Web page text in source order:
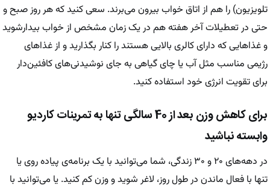
تلویزیون) را هم از اتاق خواب بیرون می‌برند. سعی کنید که هر روز صبح و
حتی در تعطیلات آخر هفته هم در یک زمان مشخص از خواب بیدارشوید
و غذا‌هایی که دارای کالری بالایی هستند را کنار بگذارید و از غذا‌های
رژیمی مناسب مثل آب یا چای گیاهی به جای نوشیدنی‌های کافئین‌دار
برای تقویت انرژی خود استفاده کنید.
برای کاهش وزن بعد از 40 سالگی تنها به تمرینات کاردیو
وابسته نباشید
در دهه‌های ۲۰ و ۳۰ زندگی، شما می‌توانید با یک برنامه‌ی پیاده روی یا
تنها با فعال ماندن در طول روز، لاغر شوید و وزن کم کنید. یا می‌توانید با